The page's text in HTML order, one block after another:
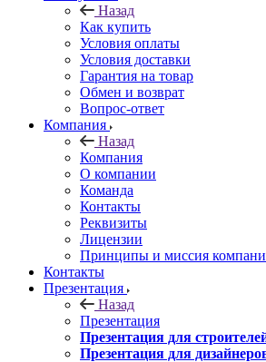
Назад
Как купить
Условия оплаты
Условия доставки
Гарантия на товар
Обмен и возврат
Вопрос-ответ
Компания
Назад
Компания
О компании
Команда
Контакты
Реквизиты
Лицензии
Принципы и миссия
Контакты
Презентация
Назад
Презентация
Презентация для
Презентация для